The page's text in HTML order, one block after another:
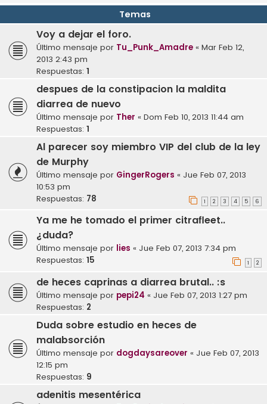
Temas
Voy a dejar el foro.
Último mensaje por Tu_Punk_Amadre « Mar Feb 12,
2013 2:43 pm
Respuestas: 1
despues de la constipacion la maldita
diarrea de nuevo
Último mensaje por Ther « Dom Feb 10, 2013 11:44 am
Respuestas: 1
Al parecer soy miembro VIP del club de la ley
de Murphy
Último mensaje por GingerRogers « Jue Feb 07, 2013
10:53 pm
Respuestas: 78 1 2 3 4 5 6
Ya me he tomado el primer citrafleet..
¿duda?
Último mensaje por lies « Jue Feb 07, 2013 7:34 pm
Respuestas: 15 1 2
de heces caprinas a diarrea brutal.. :s
Último mensaje por pepi24 « Jue Feb 07, 2013 1:27 pm
Respuestas: 2
Duda sobre estudio en heces de
malabsorción
Último mensaje por dogdaysareover « Jue Feb 07, 2013
12:15 pm
Respuestas: 9
adenitis mesentérica